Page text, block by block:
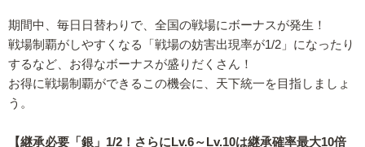
期間中、毎日日替わりで、全国の戦場にボーナスが発生！
戦場制覇がしやすくなる「戦場の妨害出現率が1/2」になったり
するなど、お得なボーナスが盛りだくさん！
お得に戦場制覇ができるこの機会に、天下統一を目指しましょ
う。
【継承必要「銀」1/2！さらにLv.6～Lv.10は継承確率最大10倍